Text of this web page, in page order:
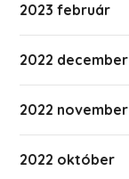
2023 február
2022 december
2022 november
2022 október